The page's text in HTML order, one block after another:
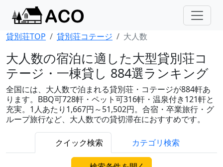
貸別荘TOP 貸別荘コテージ 大人数
大人数の宿泊に適した大型貸別荘コ
テージ・一棟貸し 884選ランキング
全国には、大人数で泊まれる貸別荘・コテージが884軒あ
ります。BBQ可728軒・ペット可316軒・温泉付き121軒と
充実。1人あたり1,667円～51,502円。合宿・卒業旅行・グ
ループ旅行など、大人数での貸切滞在におすすめです。
クイック検索 カテゴリ検索